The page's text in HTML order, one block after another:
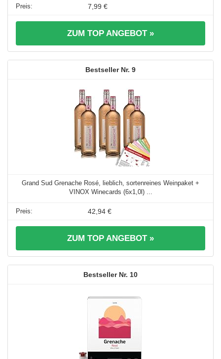
7,99 €
ZUM TOP ANGEBOT »
9
Grand Sud Grenache Rosé, lieblich, sortenreines Weinpaket +
VINOX Winecards (6x1,0l) ...
42,94 €
ZUM TOP ANGEBOT »
10